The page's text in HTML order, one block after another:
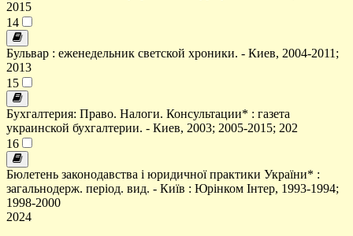
2015
14
Бульвар : еженедельник светской хроники. - Киев, 2004-2011;
2013
15
Бухгалтерия: Право. Налоги. Консультации* : газета
украинской бухгалтерии. - Киев, 2003; 2005-2015; 202
16
Бюлетень законодавства і юридичної практики України* :
загальнодерж. період. вид. - Київ : Юрінком Інтер, 1993-1994;
1998-2000
2024